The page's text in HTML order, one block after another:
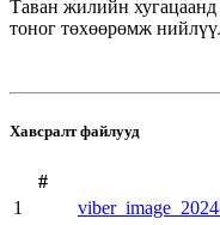
Таван жилийн
тоног төхөөрөмж
Хавсралт файлууд
#
1